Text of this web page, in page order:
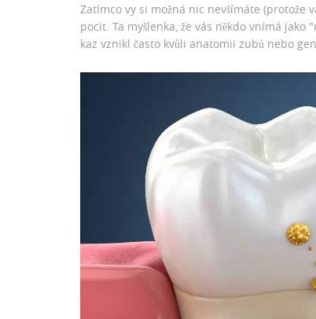
Zatímco vy si možná nic nevšímáte (protože
pocit. Ta myšlenka, že vás někdo vnímá
kaz vznikl často kvůli anatomii zubů nebo